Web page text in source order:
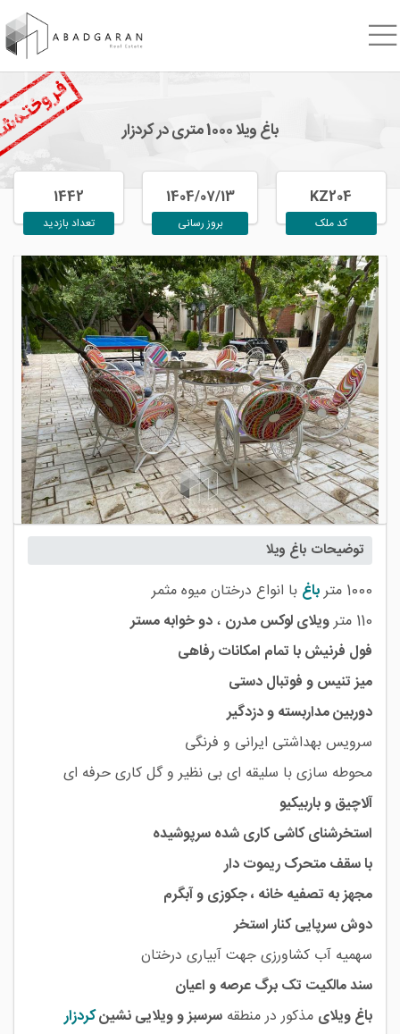
باغ ویلا 1000 متری در کردزار
KZ204
کد ملک
1404/07/13
بروز رسانی
1442
تعداد بازدید
توضیحات باغ ویلا
1000 متر باغ با انواع درختان میوه مثمر
110 متر
ویلای لوکس مدرن ،دو خوابه مستر
فول فرنیش با تمام امکانات رفاهی
میز تنیس و فوتبال دستی
دوربین مداربسته و دزدگیر
سرویس بهداشتی ایرانی و فرنگی
محوطه سازی با سلیقه ای بی نظیر و گل کاری حرفه ای
آلاچیق و باربیکیو
استخرشنای کاشی کاری شده سرپوشیده
با سقف متحرک ریموت دار
مجهز به تصفیه خانه ، جکوزی و آبگرم
دوش سرپایی کنار استخر
سهمیه آب کشاورزی جهت آبیاری درختان
سند مالکیت تک برگ عرصه و اعیان
باغ ویلای مذکور در منطقه سرسبز و ویلایی نشینکردزار